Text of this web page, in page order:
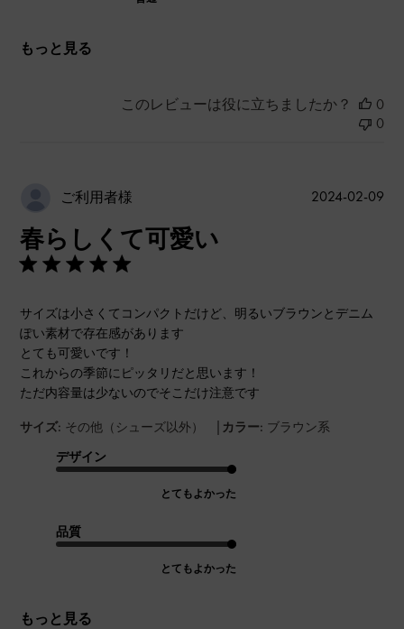
もっと見る
このレビューは役に立ちましたか？
0
0
ご利用者様
春らしくて可愛い
サイズは小さくてコンパクトだけど、明るいブラウンとデニム
ぽい素材で存在感があります
とても可愛いです！
これからの季節にピッタリだと思います！
ただ内容量は少ないのでそこだけ注意です
サイズ: その他（シューズ以外） | カラー: ブラウン系
デザイン
とてもよかった
品質
とてもよかった
もっと見る
公
2024-02-09